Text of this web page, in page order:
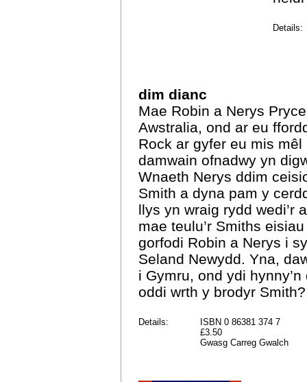
Details:
dim dianc
Mae Robin a Nerys
Awstralia, ond ar eu
Rock ar gyfer eu mis mêl
damwain ofnadwy yn
Wnaeth Nerys ddim
Smith a dyna pam y
llys yn wraig rydd wedi’r
mae teulu’r Smiths
gorfodi Robin a Nerys i
Seland Newydd. Yna,
i Gymru, ond ydi
oddi wrth y brodyr Smith?
Details:
ISBN 0 86381 374 7
£3.50
Gwasg Carreg Gwalch